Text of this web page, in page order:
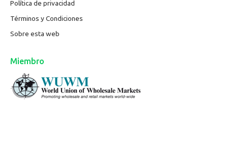
Política de privacidad
Términos y Condiciones
Sobre esta web
Miembro